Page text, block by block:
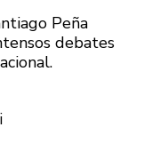
Peña
debates